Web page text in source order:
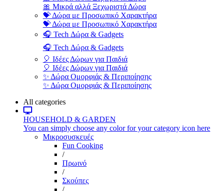
🎀 Μικρά αλλά Ξεχωριστά Δώρα
💝 Δώρα με Προσωπικό Χαρακτήρα
💝 Δώρα με Προσωπικό Χαρακτήρα
🎧 Tech Δώρα & Gadgets
🎧 Tech Δώρα & Gadgets
🎈 Ιδέες Δώρων για Παιδιά
🎈 Ιδέες Δώρων για Παιδιά
✨ Δώρα Ομορφιάς & Περιποίησης
✨ Δώρα Ομορφιάς & Περιποίησης
All categories
HOUSEHOLD & GARDEN
You can simply choose any color for your category icon here
Μικροσυσκευές
Fun Cooking
/
Πρωινό
/
Σκούπες
/